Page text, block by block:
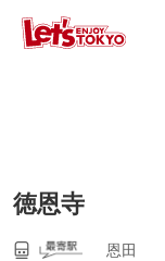
徳恩寺
恩田